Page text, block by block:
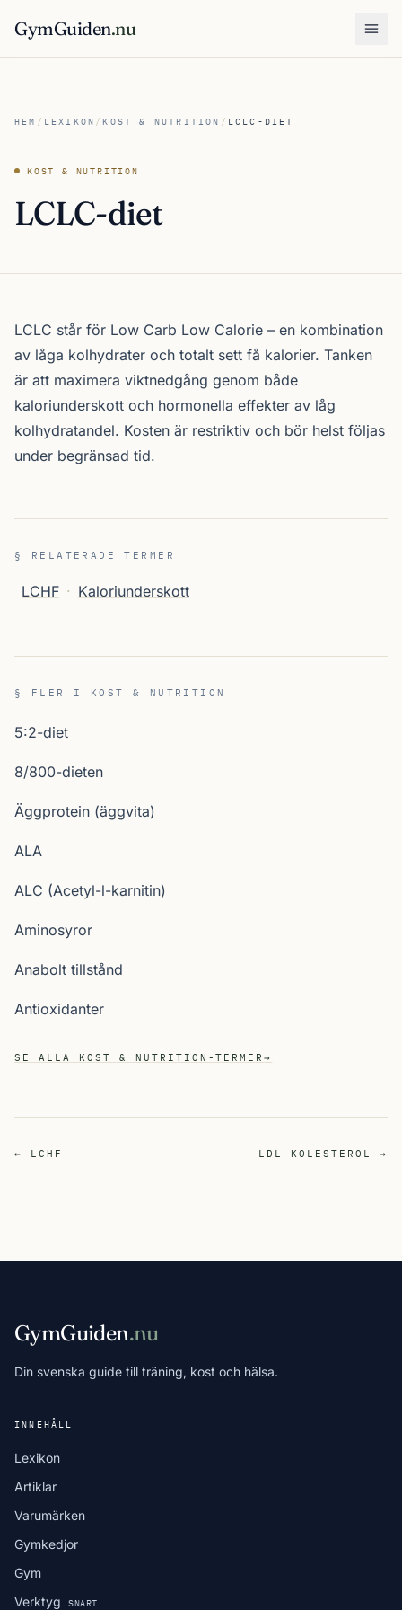
GymGuiden.nu
HEM / LEXIKON /KOST & NUTRITION / LCLC-DIET
KOST & NUTRITION
LCLC-diet
LCLC står för Low Carb Low Calorie – en kombination
av låga kolhydrater och totalt sett få kalorier. Tanken
är att maximera viktnedgång genom både
kaloriunderskott och hormonella effekter av låg
kolhydratandel. Kosten är restriktiv och bör helst följas
under begränsad tid.
§ RELATERADE TERMER
LCHF · Kaloriunderskott
§ FLER I KOST & NUTRITION
5:2-diet
8/800-dieten
Äggprotein (äggvita)
ALA
ALC (Acetyl-l-karnitin)
Aminosyror
Anabolt tillstånd
Antioxidanter
SE ALLA KOST & NUTRITION-TERMER→
← LCHF LDL-KOLESTEROL →
GymGuiden.nu
Din svenska guide till träning, kost och hälsa.
INNEHÅLL
Lexikon
Artiklar
Varumärken
Gymkedjor
Gym
Verktyg
SNART